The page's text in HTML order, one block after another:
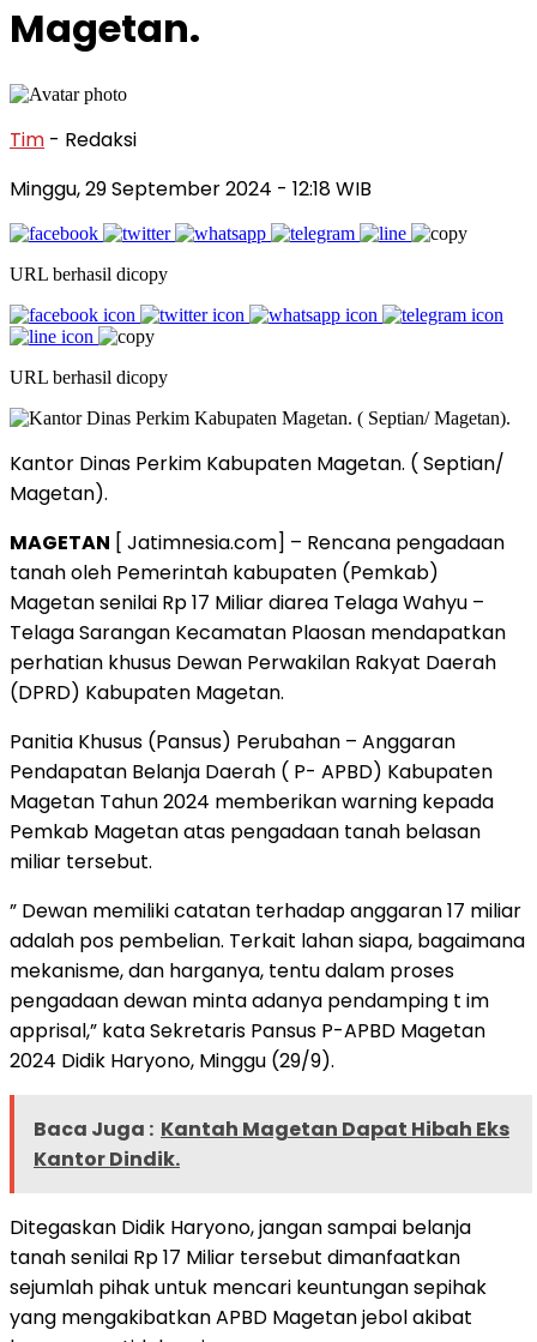
Magetan.
Tim - Redaksi
Minggu, 29 September 2024 - 12:18 WIB
URL berhasil dicopy
URL berhasil dicopy
Kantor Dinas Perkim Kabupaten Magetan. ( Septian/
Magetan).
MAGETAN [ Jatimnesia.com] – Rencana pengadaan
tanah oleh Pemerintah kabupaten (Pemkab)
Magetan senilai Rp 17 Miliar diarea Telaga Wahyu –
Telaga Sarangan Kecamatan Plaosan mendapatkan
perhatian khusus Dewan Perwakilan Rakyat Daerah
(DPRD) Kabupaten Magetan.
Panitia Khusus (Pansus) Perubahan – Anggaran
Pendapatan Belanja Daerah ( P- APBD) Kabupaten
Magetan Tahun 2024 memberikan warning kepada
Pemkab Magetan atas pengadaan tanah belasan
miliar tersebut.
” Dewan memiliki catatan terhadap anggaran 17 miliar
adalah pos pembelian. Terkait lahan siapa, bagaimana
mekanisme, dan harganya, tentu dalam proses
pengadaan dewan minta adanya pendamping t im
apprisal,” kata Sekretaris Pansus P-APBD Magetan
2024 Didik Haryono, Minggu (29/9).
Baca Juga : Kantah Magetan Dapat Hibah Eks
Kantor Dindik.
Ditegaskan Didik Haryono, jangan sampai belanja
tanah senilai Rp 17 Miliar tersebut dimanfaatkan
sejumlah pihak untuk mencari keuntungan sepihak
yang mengakibatkan APBD Magetan jebol akibat